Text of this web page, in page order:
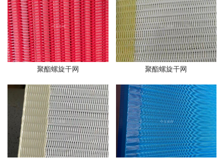
聚酯螺旋干网 聚酯螺旋干网